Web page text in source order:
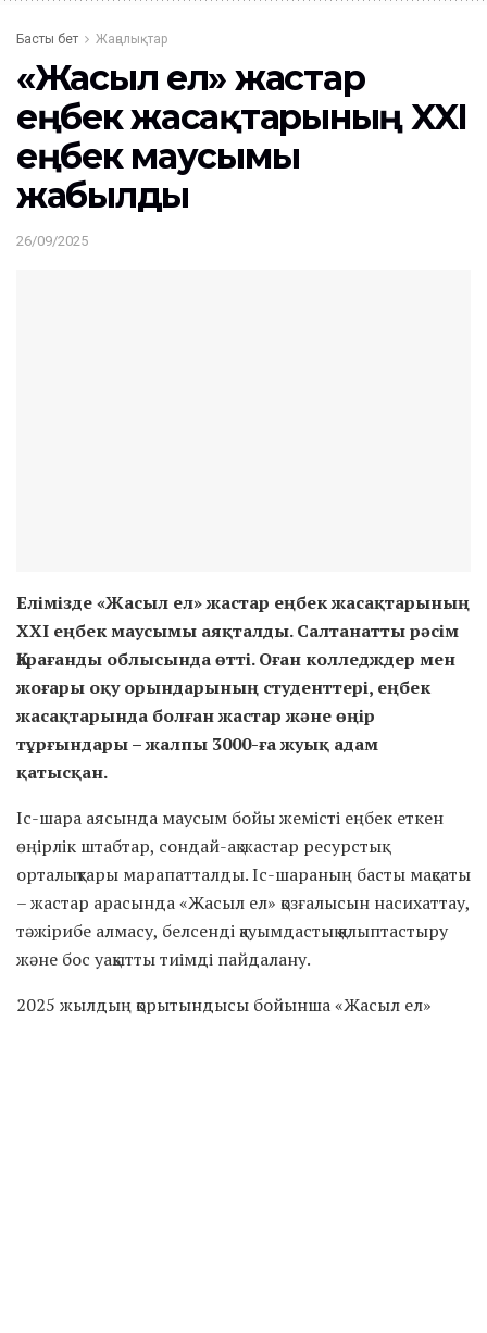
Басты бет Жаңалықтар
«Жасыл ел» жастар
еңбек жасақтарының XXI
еңбек маусымы
жабылды
26/09/2025
Елімізде «Жасыл ел» жастар еңбек жасақтарының
XXI еңбек маусымы аяқталды. Салтанатты рәсім
Қарағанды облысында өтті. Оған колледждер мен
жоғары оқу орындарының студенттері, еңбек
жасақтарында болған жастар және өңір
тұрғындары – жалпы 3000-ға жуық адам
қатысқан.
Іс-шара аясында маусым бойы жемісті еңбек еткен
өңірлік штабтар, сондай-ақ жастар ресурстық
орталықтары марапатталды. Іс-шараның басты мақсаты
– жастар арасында «Жасыл ел» қозғалысын насихаттау,
тәжірибе алмасу, белсенді қауымдастық қалыптастыру
және бос уақытты тиімді пайдалану.
2025 жылдың қорытындысы бойынша «Жасыл ел»